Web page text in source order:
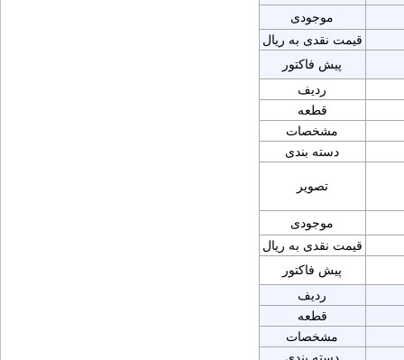
موجودی
قیمت نقدی به ریال
پیش فاکتور
ردیف
قطعه
مشخصات
دسته بندی
تصویر
موجودی
قیمت نقدی به ریال
پیش فاکتور
ردیف
قطعه
مشخصات